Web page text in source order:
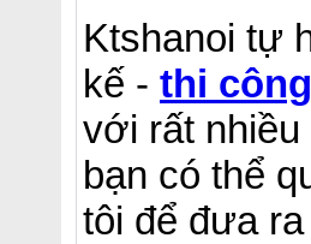
Ktshanoi tự
kế - thi
với rất nhiều
bạn có thể
tôi để đưa